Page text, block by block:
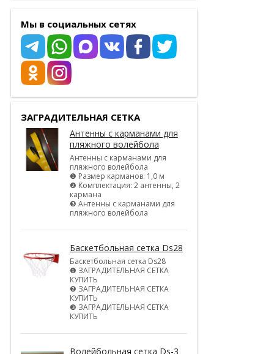
Мы в социальных сетях
ЗАГРАДИТЕЛЬНАЯ СЕТКА
Антенны с карманами для
пляжного волейбола
Антенны с карманами для
пляжного волейбола
❶ Размер карманов: 1,0 м
❷ Комплектация: 2 антенны, 2
кармана
❸ Антенны с карманами для
пляжного волейбола
Баскетбольная сетка Ds28
Баскетбольная сетка Ds28
❶ ЗАГРАДИТЕЛЬНАЯ СЕТКА
КУПИТЬ
❷ ЗАГРАДИТЕЛЬНАЯ СЕТКА
КУПИТЬ
❸ ЗАГРАДИТЕЛЬНАЯ СЕТКА
КУПИТЬ
Волейбольная сетка Ds-3